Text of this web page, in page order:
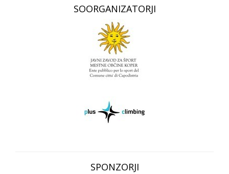
SOORGANIZATORJI
SPONZORJI